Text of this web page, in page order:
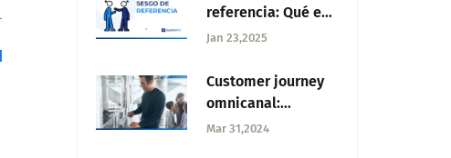
referencia: Qué es
y cómo evitarlo
Jan 23,2025
Customer journey
omnicanal:
Estrategias y
Mar 31,2024